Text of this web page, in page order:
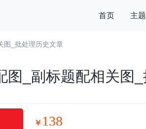
首页 主题
图_批处理历史文章
图_副标题配相关图
￥ 138